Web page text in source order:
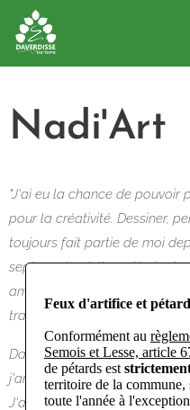
Feux d'artifice et
Conformément au
Semois et Lesse, article
de pétards est
territoire de la
toute l'année à
Nadi'Art
"J'ai eu la chance de pouvoir
pour la créativité. Dessiner,
toujours fait partie de moi
sept années à l'académie de
amour pour l'argile. Depuis
travaille avec mes mains dans
Dans mon atelier à
j'anime des cours de
J'aime travailler sur mesure :